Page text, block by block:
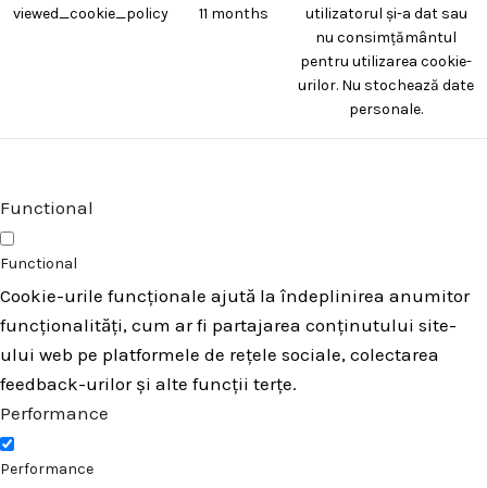
viewed_cookie_policy 11 months
utilizatorul și-a dat sau
nu consimțământul
pentru utilizarea cookie-
urilor. Nu stochează date
personale.
Functional
Functional
Cookie-urile funcționale ajută la îndeplinirea anumitor
funcționalități, cum ar fi partajarea conținutului site-
ului web pe platformele de rețele sociale, colectarea
feedback-urilor și alte funcții terțe.
Performance
Performance